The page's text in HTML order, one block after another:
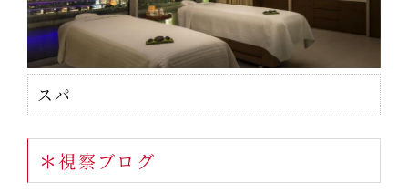
スパ
＊視察ブログ